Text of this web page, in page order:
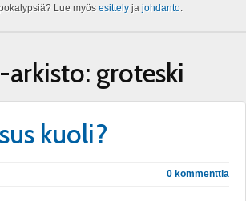
Lue myös esittelyja johdanto.
arkisto: groteski
kuoli?
0 kommenttia